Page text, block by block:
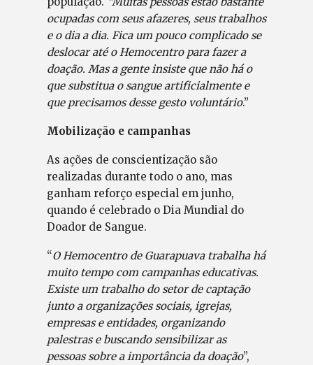
ocupadas com seus afazeres, seus trabalhos
e o dia a dia. Fica um pouco complicado se
deslocar até o Hemocentro para fazer a
doação. Mas a gente insiste que não há o
que substitua o sangue artificialmente e
que precisamos desse gesto voluntário.”
Mobilização e campanhas
As ações de conscientização são
realizadas durante todo o ano, mas
ganham reforço especial em junho,
quando é celebrado o Dia Mundial do
Doador de Sangue.
“O Hemocentro de Guarapuava trabalha há
muito tempo com campanhas educativas.
Existe um trabalho do setor de captação
junto a organizações sociais, igrejas,
empresas e entidades, organizando
palestras e buscando sensibilizar as
pessoas sobre a importância da doação”,